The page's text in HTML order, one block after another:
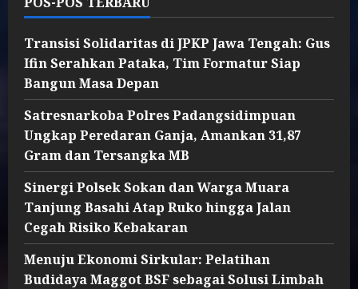
Transisi Solidaritas di JPKP Jawa Tengah: Gus
Ifin Serahkan Pataka, Tim Formatur Siap
Bangun Masa Depan
Satresnarkoba Polres Padangsidimpuan
Ungkap Peredaran Ganja, Amankan 31,87
Gram dan Tersangka MB
Sinergi Polsek Sokan dan Warga Muara
Tanjung Basahi Atap Ruko hingga Jalan
Cegah Risiko Kebakaran
Menuju Ekonomi Sirkular: Pelatihan
Budidaya Maggot BSF sebagai Solusi Limbah